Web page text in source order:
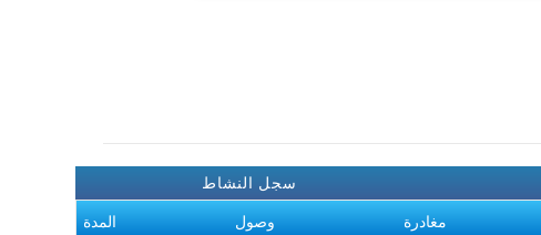
سجل النشاط
مغادرة وصول المدة